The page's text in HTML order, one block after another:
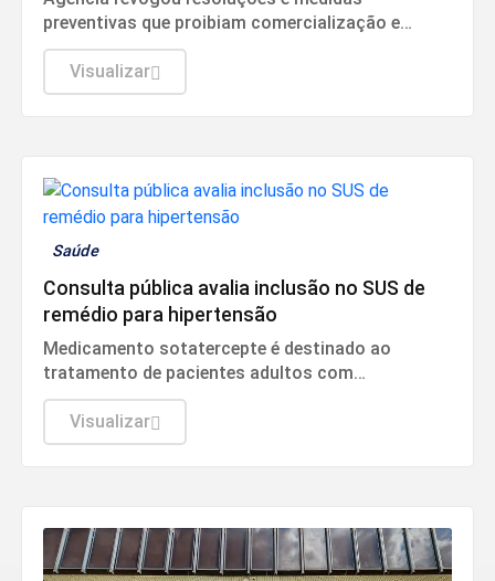
preventivas que proibiam comercialização e
propaganda de remédios por canais digitais
Visualizar
Saúde
Consulta pública avalia inclusão no SUS de
remédio para hipertensão
Medicamento sotatercepte é destinado ao
tratamento de pacientes adultos com
hipertensão arterial pulmonar (HAP).
Visualizar